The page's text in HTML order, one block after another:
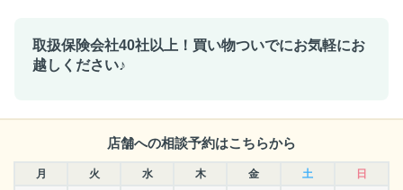
取扱保険会社40社以上！買い物ついでにお気軽にお
越しください♪
店舗への相談予約はこちらから
月 火 水 木 金 土
日